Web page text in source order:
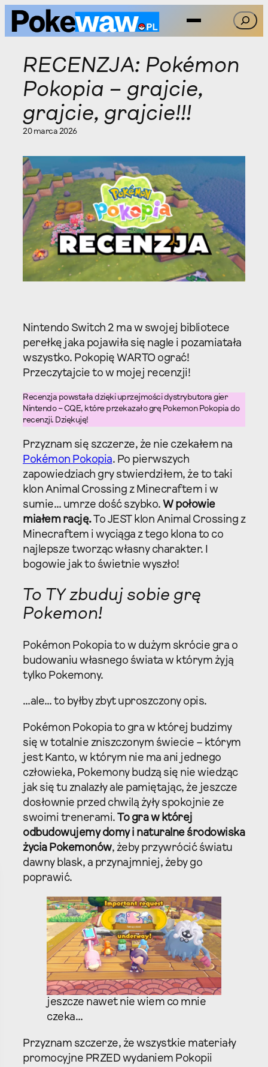
Przejdź
Szukaj
RECENZJA: Pokémon
Pokopia – grajcie,
grajcie, grajcie!!!
20 marca 2026
Nintendo Switch 2 ma w swojej bibliotece
perełkę jaka pojawiła się nagle i pozamiatała
wszystko. Pokopię WARTO ograć!
Przeczytajcie to w mojej recenzji!
Recenzja powstała dzięki uprzejmości dystrybutora gier
Nintendo – CQE, które przekazało grę Pokemon Pokopia do
recenzji. Dziękuję!
Przyznam się szczerze, że nie czekałem na
Pokémon Pokopia. Po pierwszych
zapowiedziach gry stwierdziłem, że to taki
klon Animal Crossing z Minecraftem i w
sumie… umrze dość szybko. W połowie
miałem rację.To JEST klon Animal Crossing z
Minecraftem i wyciąga z tego klona to co
najlepsze tworząc własny charakter. I
bogowie jak to świetnie wyszło!
To TY zbuduj sobie grę
Pokemon!
Pokémon Pokopia to w dużym skrócie gra o
budowaniu własnego świata w którym żyją
tylko Pokemony.
…ale… to byłby zbyt uproszczony opis.
Pokémon Pokopia to gra w której budzimy
się w totalnie zniszczonym świecie – którym
jest Kanto, w którym nie ma ani jednego
człowieka, Pokemony budzą się nie wiedząc
jak się tu znalazły ale pamiętając, że jeszcze
dosłownie przed chwilą żyły spokojnie ze
swoimi trenerami. To gra w której
odbudowujemy domy i naturalne środowiska
życia Pokemonów, żeby przywrócić światu
dawny blask, a przynajmniej, żeby go
poprawić.
jeszcze nawet nie wiem co mnie
czeka…
Przyznam szczerze, że wszystkie materiały
promocyjne PRZED wydaniem Pokopii